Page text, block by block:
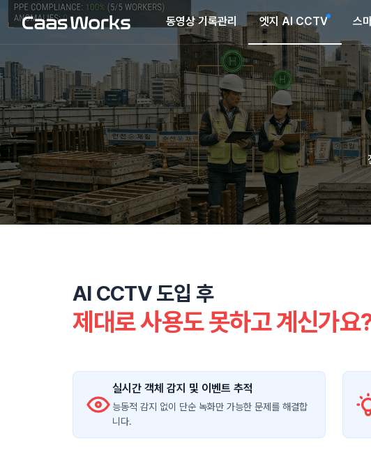
동영상 기록관리 엣지 AI CCTV 스
AI CCTV 도입 후
제대로 사용도 못하고 계신가요
실시간 객체 감지 및 이벤트 추적
능동적 감지 없이 단순 녹화만 가능한 문제를 해결합
니다.